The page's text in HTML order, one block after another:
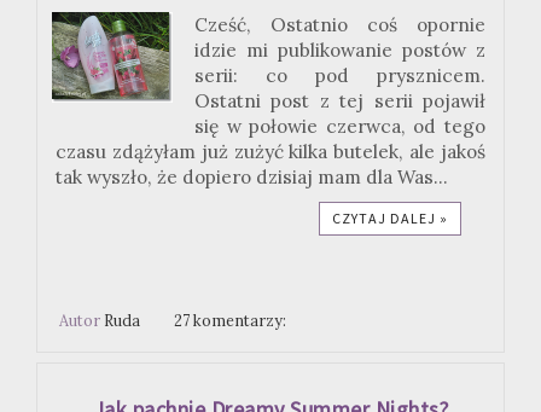
Cześć, Ostatnio coś opornie
idzie mi publikowanie postów z
serii: co pod prysznicem.
Ostatni post z tej serii pojawił
się w połowie czerwca, od tego
czasu zdążyłam już zużyć kilka butelek, ale jakoś
tak wyszło, że dopiero dzisiaj mam dla Was...
CZYTAJ DALEJ »
Autor Ruda 27 komentarzy: